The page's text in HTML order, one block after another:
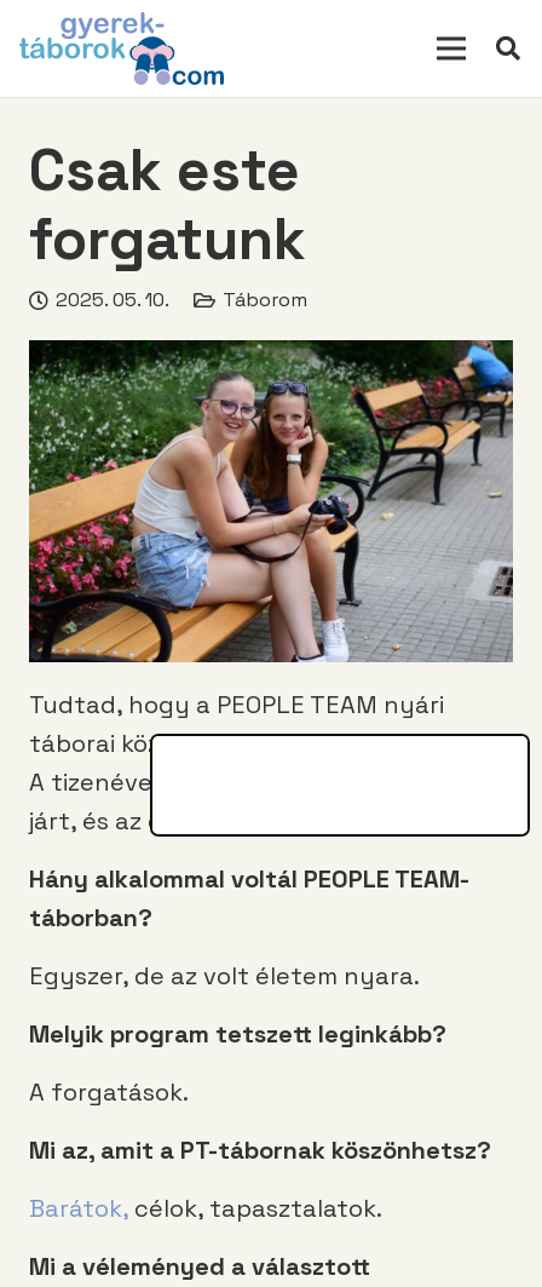
Csak este
forgatunk
2025. 05. 10. Táborom
Tudtad, hogy a PEOPLE TEAM nyári
táborai között filmes szekció is található?
A tizenéves Lili a
járt, és az élményeiről beszélt.
Hány alkalommal voltál PEOPLE TEAM-
táborban?
Egyszer, de az volt életem nyara.
Melyik program tetszett leginkább?
A forgatások.
Mi az, amit a PT-tábornak köszönhetsz?
Barátok, célok, tapasztalatok.
Mi a véleményed a választott